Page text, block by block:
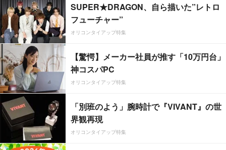
SUPER★DRAGON、自ら描いた”レトロ
フューチャー”
オリコンタイアップ特集
【驚愕】メーカー社員が推す「10万円台」
神コスパPC
オリコンタイアップ特集
「別班のよう」腕時計で『VIVANT』の世
界観再現
オリコンタイアップ特集